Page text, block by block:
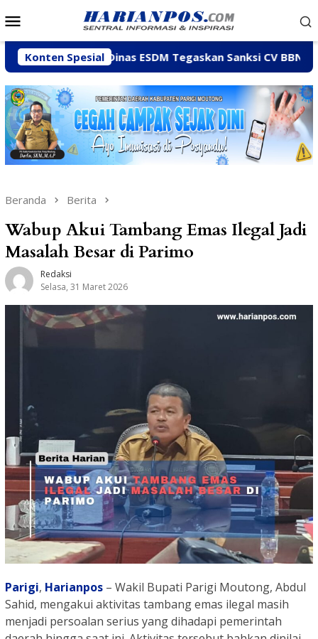
ke
Mobile
Konten Spesial
Dinas ESDM Tegaskan Sanksi CV BBN Belum
Beranda Berita
Wabup Akui Tambang Emas Ilegal Jadi
Masalah Besar di Parimo
Redaksi
Selasa, 31 Maret 2026
Parigi, Harianpos – Wakil Bupati Parigi Moutong, Abdul
Sahid, mengakui aktivitas tambang emas ilegal masih
menjadi persoalan serius yang dihadapi pemerintah